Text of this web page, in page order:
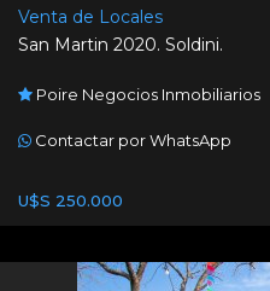
Venta de Locales
San Martin 2020. Soldini.
Poire Negocios Inmobiliarios
Contactar por WhatsApp
U$S 250.000